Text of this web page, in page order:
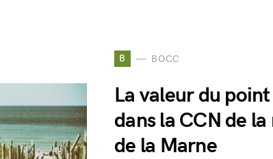
B BOCC
La valeur du
dans la CCN de
de la Marne